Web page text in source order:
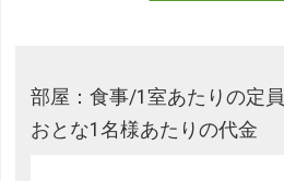
部屋：食事/1室あたりの定員
おとな1名様あたりの代金